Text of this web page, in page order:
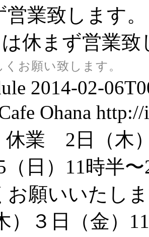
営業致します
休まず営業致
お願い致します。
2014-02-
Ohana http://
休業 2日（木
（日）11時半
お願いいたし
）３日（金）